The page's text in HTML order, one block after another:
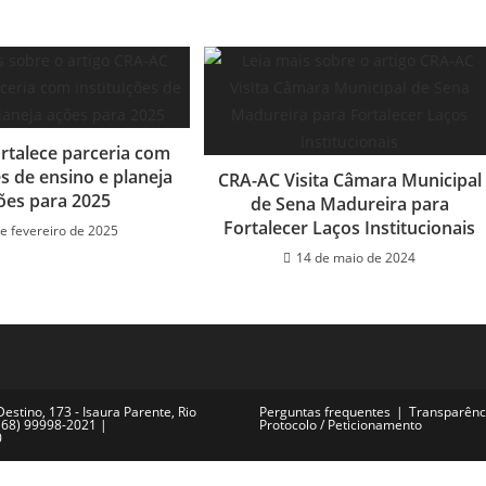
parceria com
de ensino e planeja
para 2025
fevereiro de 2025
CRA-AC Visita Câmara Municipal
de Sena Madureira para
Fortalecer Laços Institucionais
14 de maio de 2024
Perguntas frequentes
Protocolo / Peticionamento
173 - Isaura Parente, Rio
99998-2021 |